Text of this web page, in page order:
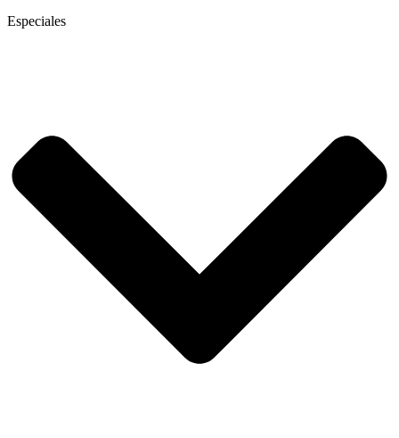
Especiales